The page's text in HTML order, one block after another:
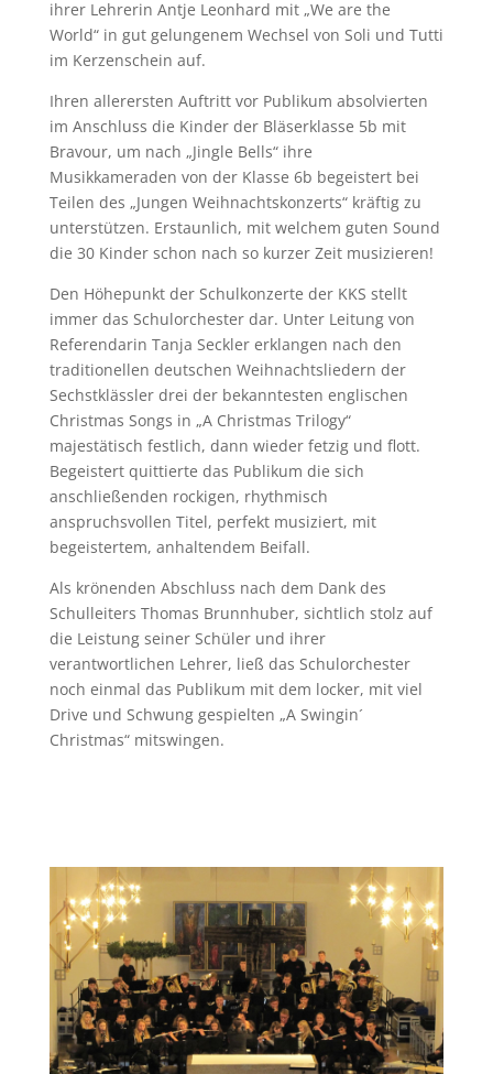
ihrer Lehrerin Antje Leonhard mit „We are the
World“ in gut gelungenem Wechsel von Soli und Tutti
im Kerzenschein auf.
Ihren allerersten Auftritt vor Publikum absolvierten
im Anschluss die Kinder der Bläserklasse 5b mit
Bravour, um nach „Jingle Bells“ ihre
Musikkameraden von der Klasse 6b begeistert bei
Teilen des „Jungen Weihnachtskonzerts“ kräftig zu
unterstützen. Erstaunlich, mit welchem guten Sound
die 30 Kinder schon nach so kurzer Zeit musizieren!
Den Höhepunkt der Schulkonzerte der KKS stellt
immer das Schulorchester dar. Unter Leitung von
Referendarin Tanja Seckler erklangen nach den
traditionellen deutschen Weihnachtsliedern der
Sechstklässler drei der bekanntesten englischen
Christmas Songs in „A Christmas Trilogy“
majestätisch festlich, dann wieder fetzig und flott.
Begeistert quittierte das Publikum die sich
anschließenden rockigen, rhythmisch
anspruchsvollen Titel, perfekt musiziert, mit
begeistertem, anhaltendem Beifall.
Als krönenden Abschluss nach dem Dank des
Schulleiters Thomas Brunnhuber, sichtlich stolz auf
die Leistung seiner Schüler und ihrer
verantwortlichen Lehrer, ließ das Schulorchester
noch einmal das Publikum mit dem locker, mit viel
Drive und Schwung gespielten „A Swingin´
Christmas“ mitswingen.